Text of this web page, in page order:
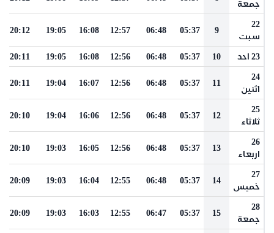
جمعة
22
سبت
9
05:37
06:48
12:57
16:08
19:05
20:12
23 احد 10
05:37
06:48
12:56
16:08
19:05
20:11
24
اثنين
11
05:37
06:48
12:56
16:07
19:04
20:11
25
ثلاثاء
12
05:37
06:48
12:56
16:06
19:04
20:10
26
اربعاء
13
05:37
06:48
12:56
16:05
19:03
20:10
27
خميس
14
05:37
06:48
12:55
16:04
19:03
20:09
28
جمعة
15
05:37
06:47
12:55
16:03
19:03
20:09